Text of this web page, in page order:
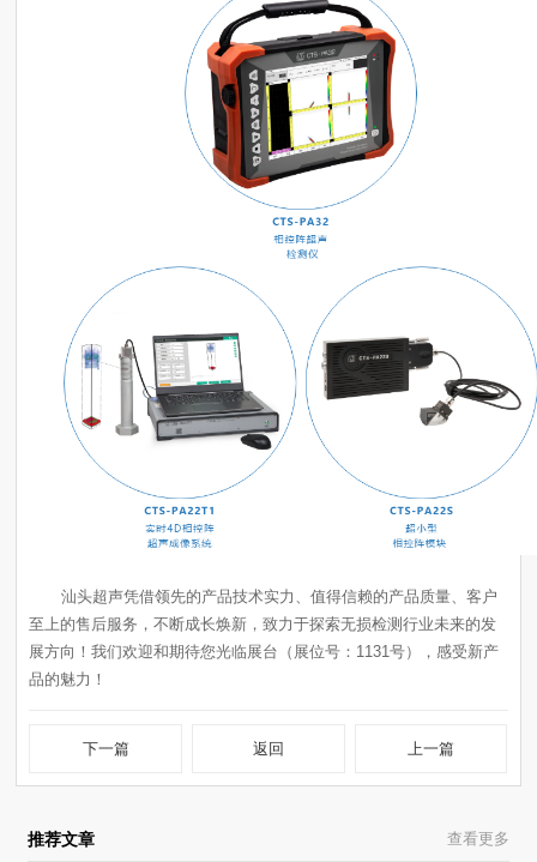
品的魅力！
下一篇 返回 上一篇
推荐文章 查看更多